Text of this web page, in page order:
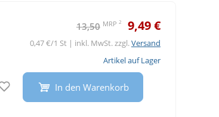
13,50 MRP 2 9,49 €
0,47 €/1 St | inkl. MwSt. zzgl.Versand
Artikel auf Lager
Auf den Merkzettel
In den Warenkorb